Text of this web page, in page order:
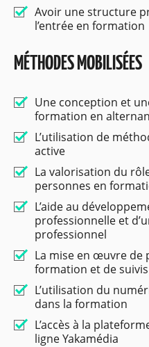
Avoir une structure
l’entrée en formation
MÉTHODES MOBILISÉES
Une conception et
formation en
L’utilisation de
active
La valorisation du
personnes en
L’aide au
professionnelle et
professionnel
La mise en œuvre de
formation et de
L’utilisation du
dans la formation
L’accès à la
ligne Yakamédia